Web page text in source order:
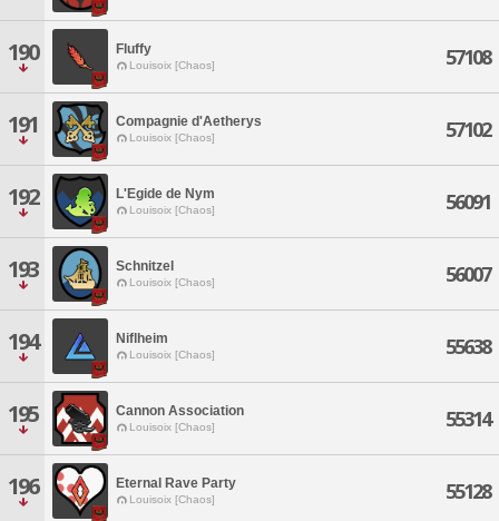
190 Fluffy
Louisoix [Chaos] 57108
191 Compagnie d'Aetherys
Louisoix [Chaos] 57102
192 L'Egide de Nym
Louisoix [Chaos] 56091
193 Schnitzel
Louisoix [Chaos] 56007
194 Niflheim
Louisoix [Chaos] 55638
195 Cannon Association
Louisoix [Chaos] 55314
196 Eternal Rave Party
Louisoix [Chaos] 55128